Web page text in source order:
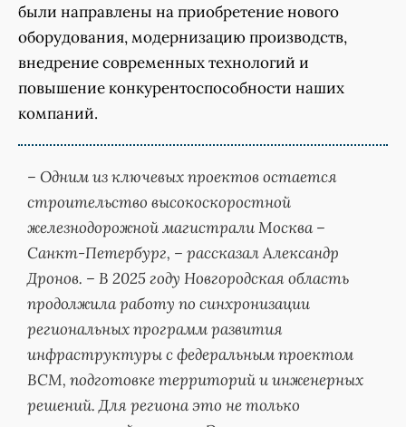
были направлены на приобретение нового
оборудования, модернизацию производств,
внедрение современных технологий и
повышение конкурентоспособности наших
компаний.
– Одним из ключевых проектов остается
строительство высокоскоростной
железнодорожной магистрали Москва –
Санкт-Петербург, – рассказал Александр
Дронов. – В 2025 году Новгородская область
продолжила работу по синхронизации
региональных программ развития
инфраструктуры с федеральным проектом
ВСМ, подготовке территорий и инженерных
решений. Для региона это не только